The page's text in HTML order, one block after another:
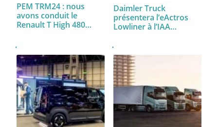
PEM TRM24 : nous
avons conduit le
Renault T High 480…
Daimler Truck
présentera l’eActros
Lowliner à l’IAA…